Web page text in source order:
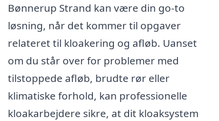
Bønnerup Strand kan være din go-to
løsning, når det kommer til opgaver
relateret til kloakering og afløb. Uanset
om du står over for problemer med
tilstoppede afløb, brudte rør eller
klimatiske forhold, kan professionelle
kloakarbejdere sikre, at dit kloaksystem